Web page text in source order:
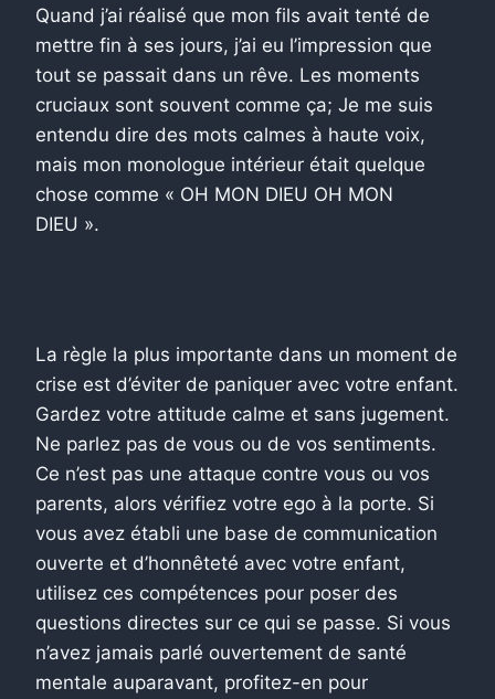
Quand j’ai réalisé que mon fils avait tenté de
mettre fin à ses jours, j’ai eu l’impression que
tout se passait dans un rêve. Les moments
cruciaux sont souvent comme ça; Je me suis
entendu dire des mots calmes à haute voix,
mais mon monologue intérieur était quelque
chose comme « OH MON DIEU OH MON
DIEU ».
La règle la plus importante dans un moment de
crise est d’éviter de paniquer avec votre enfant.
Gardez votre attitude calme et sans jugement.
Ne parlez pas de vous ou de vos sentiments.
Ce n’est pas une attaque contre vous ou vos
parents, alors vérifiez votre ego à la porte. Si
vous avez établi une base de communication
ouverte et d’honnêteté avec votre enfant,
utilisez ces compétences pour poser des
questions directes sur ce qui se passe. Si vous
n’avez jamais parlé ouvertement de santé
mentale auparavant, profitez-en pour